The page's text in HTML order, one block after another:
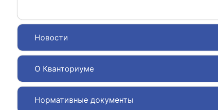
Новости
О Кванториуме
Нормативные документы